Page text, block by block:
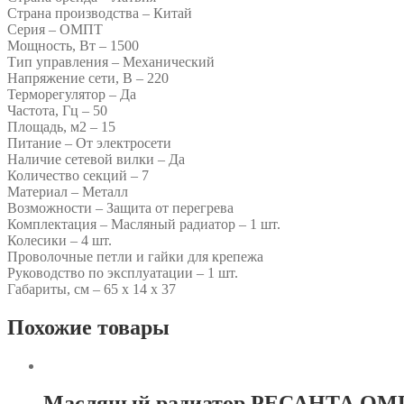
Страна производства – Китай
Серия – ОМПТ
Мощность, Вт – 1500
Тип управления – Механический
Напряжение сети, В – 220
Терморегулятор – Да
Частота, Гц – 50
Площадь, м2 – 15
Питание – От электросети
Наличие сетевой вилки – Да
Количество секций – 7
Материал – Металл
Возможности – Защита от перегрева
Комплектация – Масляный радиатор – 1 шт.
Колесики – 4 шт.
Проволочные петли и гайки для крепежа
Руководство по эксплуатации – 1 шт.
Габариты, см – 65 х 14 х 37
Похожие товары